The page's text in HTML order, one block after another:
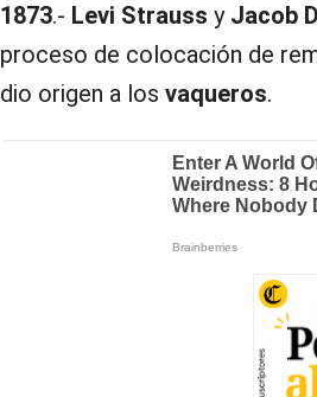
1873.- Levi Strauss y Jacob
proceso de colocación de
dio origen a los vaqueros.